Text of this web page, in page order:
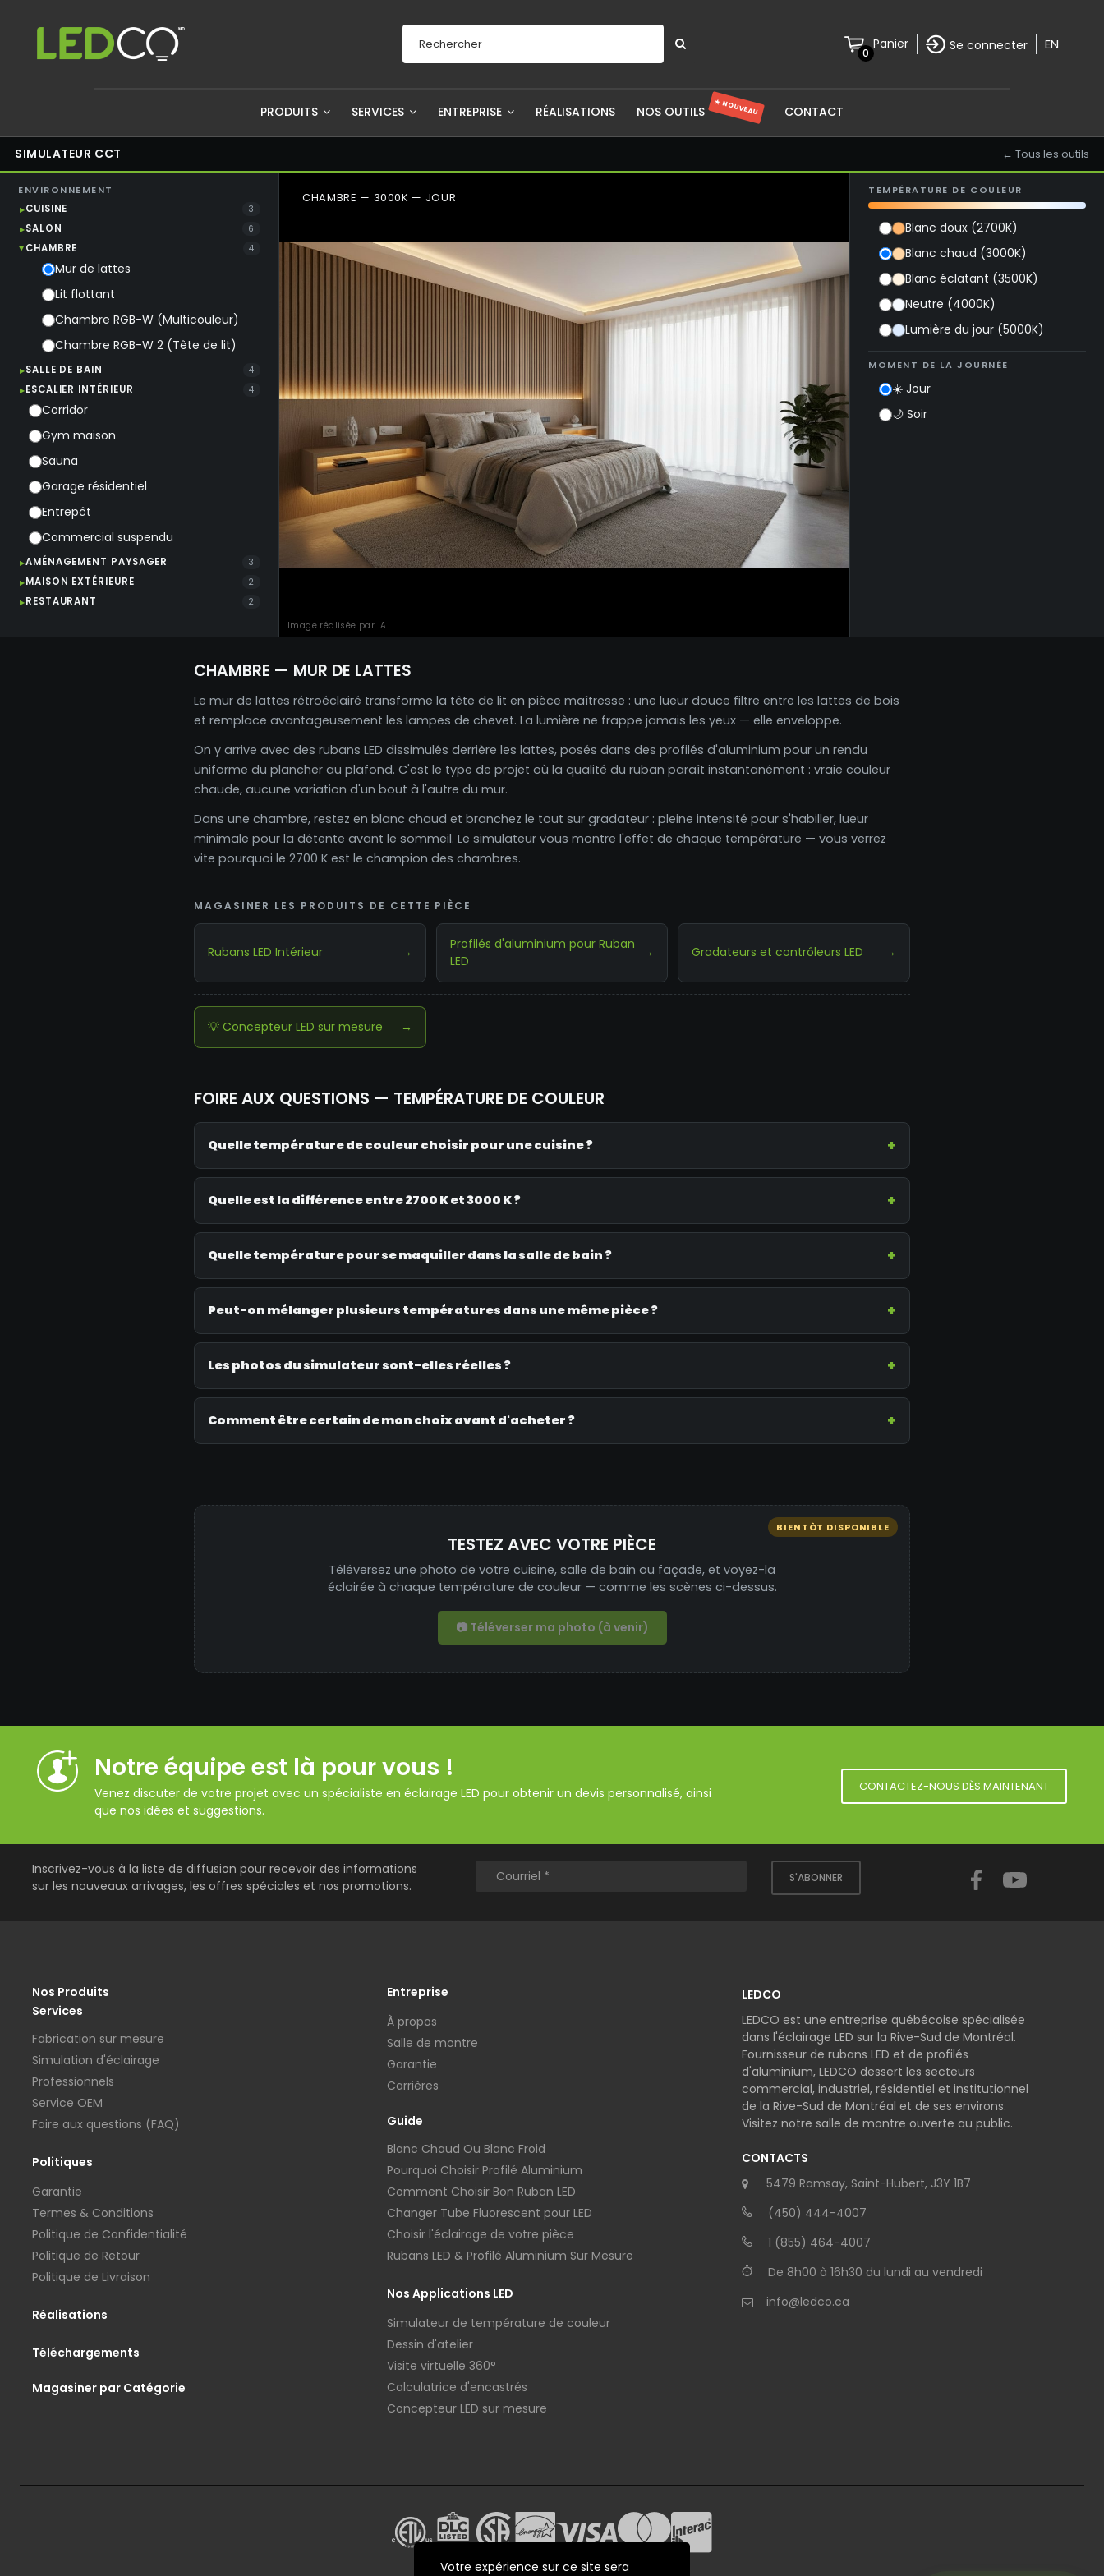
0
Panier Se connecter EN
PRODUITS SERVICES ENTREPRISE RÉALISATIONS NOS OUTILS ★ NOUVEAU CONTACT
SIMULATEUR CCT ← Tous les outils
ENVIRONNEMENT
CUISINE
3
SALON 6
CHAMBRE 4
Mur de lattes
Lit flottant
Chambre RGB-W (Multicouleur)
Chambre RGB-W 2 (Tête de lit)
SALLE DE BAIN 4
ESCALIER INTÉRIEUR 4
Corridor
Gym maison
Sauna
Garage résidentiel
Entrepôt
Commercial suspendu
AMÉNAGEMENT PAYSAGER 3
MAISON EXTÉRIEURE 2
RESTAURANT 2
CHAMBRE — 3000K — JOUR
Image réalisée par IA
TEMPÉRATURE DE COULEUR
Blanc doux (2700K)
Blanc chaud (3000K)
Blanc éclatant (3500K)
Neutre (4000K)
Lumière du jour (5000K)
MOMENT DE LA JOURNÉE
☀️ Jour
🌙 Soir
CHAMBRE — MUR DE LATTES
Le mur de lattes rétroéclairé transforme la tête de lit en pièce maîtresse : une lueur douce filtre entre les lattes de bois
et remplace avantageusement les lampes de chevet. La lumière ne frappe jamais les yeux — elle enveloppe.
On y arrive avec des rubans LED dissimulés derrière les lattes, posés dans des profilés d'aluminium pour un rendu
uniforme du plancher au plafond. C'est le type de projet où la qualité du ruban paraît instantanément : vraie couleur
chaude, aucune variation d'un bout à l'autre du mur.
Dans une chambre, restez en blanc chaud et branchez le tout sur gradateur : pleine intensité pour s'habiller, lueur
minimale pour la détente avant le sommeil. Le simulateur vous montre l'effet de chaque température — vous verrez
vite pourquoi le 2700 K est le champion des chambres.
MAGASINER LES PRODUITS DE CETTE PIÈCE
Rubans LED Intérieur →
Profilés d'aluminium pour Ruban
LED
→ Gradateurs et contrôleurs LED →
💡 Concepteur LED sur mesure →
FOIRE AUX QUESTIONS — TEMPÉRATURE DE COULEUR
Quelle température de couleur choisir pour une cuisine ?
Quelle est la différence entre 2700 K et 3000 K ?
Quelle température pour se maquiller dans la salle de bain ?
Peut-on mélanger plusieurs températures dans une même pièce ?
Les photos du simulateur sont-elles réelles ?
Comment être certain de mon choix avant d'acheter ?
BIENTÔT DISPONIBLE
TESTEZ AVEC VOTRE PIÈCE
Téléversez une photo de votre cuisine, salle de bain ou façade, et voyez-la
éclairée à chaque température de couleur — comme les scènes ci-dessus.
📷 Téléverser ma photo (à venir)
Notre équipe est là pour vous !
Venez discuter de votre projet avec un spécialiste en éclairage LED pour obtenir un devis personnalisé, ainsi
que nos idées et suggestions.
CONTACTEZ-NOUS DÈS MAINTENANT
Inscrivez-vous à la liste de diffusion pour recevoir des informations
sur les nouveaux arrivages, les offres spéciales et nos promotions.
S'ABONNER
Nos Produits
Services
Fabrication sur mesure
Simulation d'éclairage
Professionnels
Service OEM
Foire aux questions (FAQ)
Politiques
Garantie
Termes & Conditions
Politique de Confidentialité
Politique de Retour
Politique de Livraison
Réalisations
Téléchargements
Magasiner par Catégorie
Entreprise
À propos
Salle de montre
Garantie
Carrières
Guide
Blanc Chaud Ou Blanc Froid
Pourquoi Choisir Profilé Aluminium
Comment Choisir Bon Ruban LED
Changer Tube Fluorescent pour LED
Choisir l'éclairage de votre pièce
Rubans LED & Profilé Aluminium Sur Mesure
Nos Applications LED
Simulateur de température de couleur
Dessin d'atelier
Visite virtuelle 360°
Calculatrice d'encastrés
Concepteur LED sur mesure
LEDCO
LEDCO est une entreprise québécoise spécialisée
dans l'éclairage LED sur la Rive-Sud de Montréal.
Fournisseur de rubans LED et de profilés
d'aluminium, LEDCO dessert les secteurs
commercial, industriel, résidentiel et institutionnel
de la Rive-Sud de Montréal et de ses environs.
Visitez notre salle de montre ouverte au public.
CONTACTS
5479 Ramsay, Saint-Hubert, J3Y 1B7
(450) 444-4007
1 (855) 464-4007
De 8h00 à 16h30 du lundi au vendredi
info@ledco.ca
Votre expérience sur ce site sera